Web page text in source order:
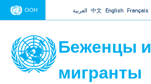
Jump to navigation
ООН العربية 中文 English Français
Беженцы и
мигранты